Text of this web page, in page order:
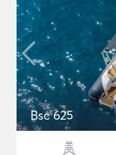
Bsc 625